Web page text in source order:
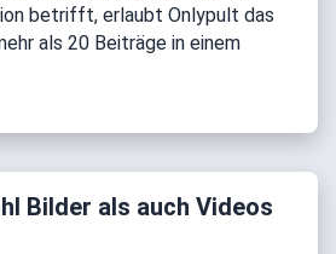
betrifft, erlaubt Onlypult das
als 20 Beiträge in einem
Bilder als auch Videos